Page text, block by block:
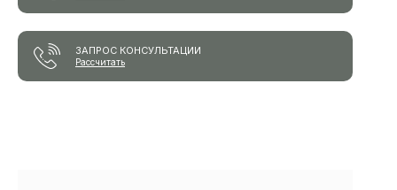
ЗАПРОС КОНСУЛЬТАЦИИ
Рассчитать